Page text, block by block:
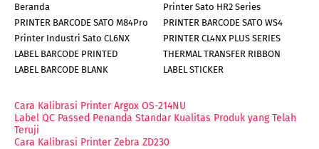
Beranda
Printer Sato HR2 Series
PRINTER BARCODE SATO M84Pro
PRINTER BARCODE SATO WS4
Printer Industri Sato CL6NX
PRINTER CL4NX PLUS SERIES
LABEL BARCODE PRINTED
THERMAL TRANSFER RIBBON
LABEL BARCODE BLANK
LABEL STICKER
Cara Kalibrasi Printer Argox OS-214NU
Label QC Passed Penanda Standar Kualitas Produk yang Telah
Teruji
Cara Kalibrasi Printer Zebra ZD230